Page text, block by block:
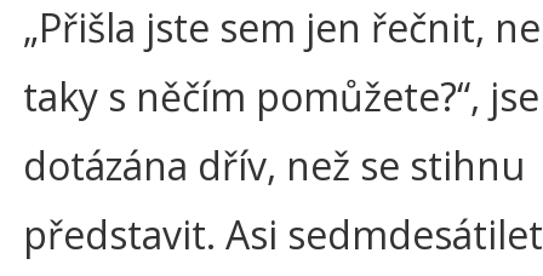
„Přišla jste sem jen řečnit,
taky s něčím pomůžete?“,
dotázána dřív, než se stihnu
představit. Asi